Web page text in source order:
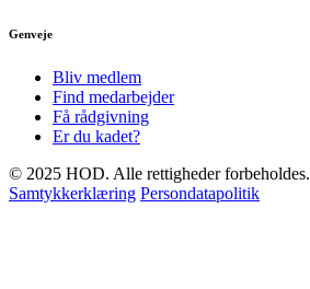
Genveje
Bliv medlem
Find medarbejder
Få rådgivning
Er du kadet?
© 2025 HOD. Alle rettigheder forbeholdes.
Samtykkerklæring Persondatapolitik